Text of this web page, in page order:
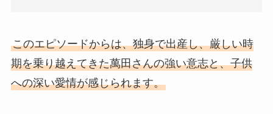
このエピソードからは、独身で出産し、厳しい時
期を乗り越えてきた萬田さんの強い意志と、子供
への深い愛情が感じられます。